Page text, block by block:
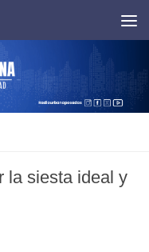
la siesta ideal y